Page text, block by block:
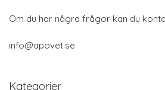
Om du har några frågor kan du
info@apovet.se
Kategorier